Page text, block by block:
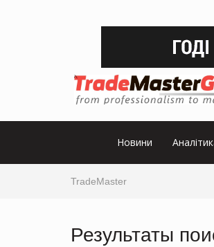
Новини
TradeMaster
Результаты